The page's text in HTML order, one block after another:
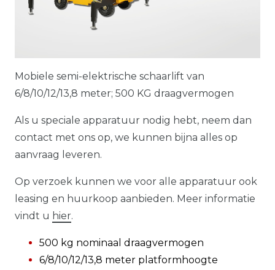
Mobiele semi-elektrische schaarlift van
6/8/10/12/13,8 meter; 500 KG draagvermogen
Als u speciale apparatuur nodig hebt, neem dan
contact met ons op, we kunnen bijna alles op
aanvraag leveren.
Op verzoek kunnen we voor alle apparatuur ook
leasing en huurkoop aanbieden. Meer informatie
vindt u hier.
500 kg nominaal draagvermogen
6/8/10/12/13,8 meter platformhoogte